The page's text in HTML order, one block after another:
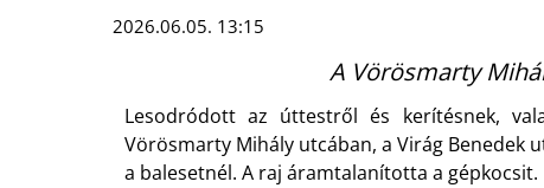
2026.06.05. 13:15
A Vörösmarty
Lesodródott az úttestről és kerítésnek,
Vörösmarty Mihály utcában, a Virág Benedek
a balesetnél. A raj áramtalanította a gépkocsit.